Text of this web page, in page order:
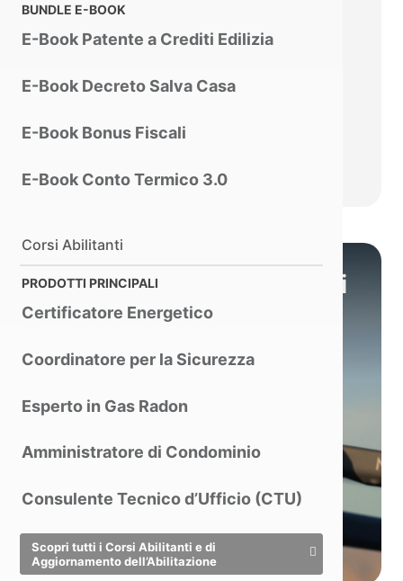
BUNDLE E-BOOK
E-Book Patente a Crediti Edilizia
E-Book Decreto Salva Casa
E-Book Bonus Fiscali
E-Book Conto Termico 3.0
Corsi Abilitanti
PRODOTTI PRINCIPALI
Certificatore Energetico
Coordinatore per la Sicurezza
Esperto in Gas Radon
Amministratore di Condominio
Consulente Tecnico d’Ufficio (CTU)
Scopri tutti i Corsi Abilitanti e di
Aggiornamento dell’Abilitazione
Smart Track:Tracciamento
automatico di soggetti in
movimento.
Modellazione 3D di edifici e
Visione chiara e immagini
stabili